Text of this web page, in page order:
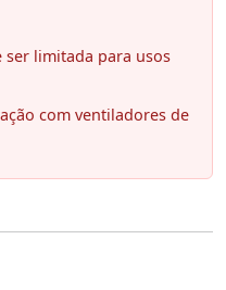
ser limitada para usos
com ventiladores de